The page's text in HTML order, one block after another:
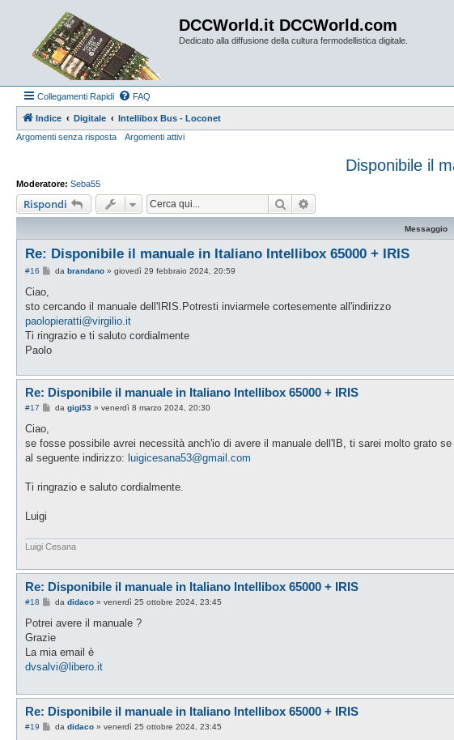
DCCWorld.it DCCWorld.com
Dedicato alla diffusione della cultura fermodellistica digitale.
Collegamenti Rapidi FAQ
Indice Digitale
Intellibox Bus - Loconet
Argomenti senza risposta
Argomenti attivi
Disponibile il
Moderatore: Seba55
Rispondi Cerca
Messaggio
Re: Disponibile il manuale in Italiano Intellibox 65000 + IRIS
#16
M
a
g
g
i
o
da brandano» giovedì 29 febbraio 2024, 20:59
Ciao,
sto cercando il manuale dell'IRIS.Potresti inviarmele cortesemente all'indirizzo
paolopieratti@virgilio.it
Ti ringrazio e ti saluto cordialmente
Paolo
Re: Disponibile il manuale in Italiano Intellibox 65000 + IRIS
#17
M
a
g
g
o
da gigi53» venerdì 8 marzo 2024, 20:30
Ciao,
se fosse possibile avrei necessità anch'io di avere il manuale dell'IB, ti sarei molto grato
al seguente indirizzo: luigicesana53@gmail.com
Ti ringrazio e saluto cordialmente.
Luigi
Luigi Cesana
Re: Disponibile il manuale in Italiano Intellibox 65000 + IRIS
#18
M
s
a
g
i
da didaco» venerdì 25 ottobre 2024, 23:45
Potrei avere il manuale ?
Grazie
La mia email è
dvsalvi@libero.it
Re: Disponibile il manuale in Italiano Intellibox 65000 + IRIS
#19
Mda didaco» venerdì 25 ottobre 2024, 23:45